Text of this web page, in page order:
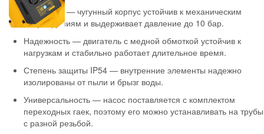
Прочность — чугунный корпус устойчив к механическим
повреждениям и выдерживает давление до 10 бар.
Надежность — двигатель с медной обмоткой устойчив к
нагрузкам и стабильно работает длительное время.
Степень защиты IP54 — внутренние элементы надежно
изолированы от пыли и брызг воды.
Универсальность — насос поставляется с комплектом
переходных гаек, поэтому его можно устанавливать на трубы
с разной резьбой.